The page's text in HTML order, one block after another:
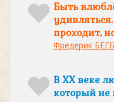
Быть
проходит,
Фредерик
В ХХ веке
который не